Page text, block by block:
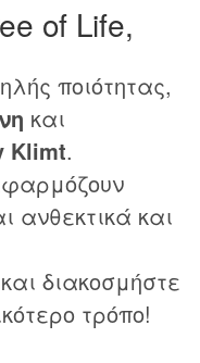
of Life,
ποιότητας,
και
Klimt.
ανθεκτικά και
διακοσμήστε
τρόπο!